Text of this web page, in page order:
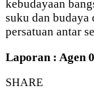
kebudayaan
suku dan budaya
persatuan antar
Laporan : Agen
SHARE